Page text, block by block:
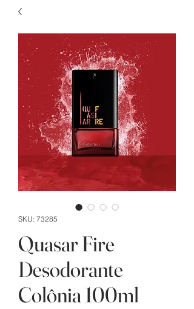
SKU: 73285
Quasar Fire
Desodorante
Colônia 100ml